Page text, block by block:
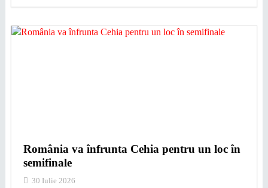
România va înfrunta Cehia pentru un loc în
semifinale
30 Iulie 2026